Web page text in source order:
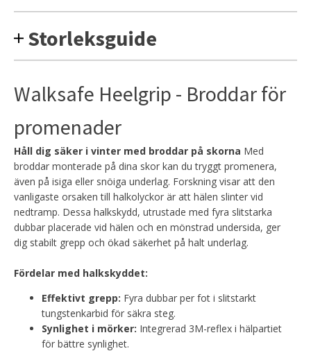
Storleksguide
Walksafe Heelgrip - Broddar för
promenader
Håll dig säker i vinter med broddar på skorna Med
broddar monterade på dina skor kan du tryggt promenera,
även på isiga eller snöiga underlag. Forskning visar att den
vanligaste orsaken till halkolyckor är att hälen slinter vid
nedtramp. Dessa halkskydd, utrustade med fyra slitstarka
dubbar placerade vid hälen och en mönstrad undersida, ger
dig stabilt grepp och ökad säkerhet på halt underlag.
Fördelar med halkskyddet:
Effektivt grepp: Fyra dubbar per fot i slitstarkt
tungstenkarbid för säkra steg.
Synlighet i mörker: Integrerad 3M-reflex i hälpartiet
för bättre synlighet.